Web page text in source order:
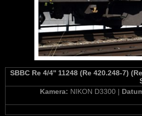
SBBC Re 4/4'' 11248 (Re 420.248-7)
Kamera: NIKON D3300 |